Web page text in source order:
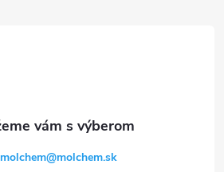
molchem@molchem.sk